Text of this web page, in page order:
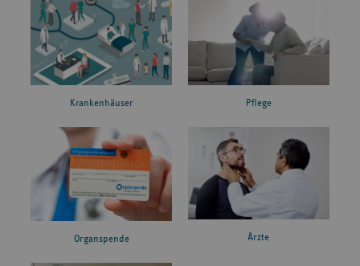
Krankenhäuser Pflege
Organspende Ärzte